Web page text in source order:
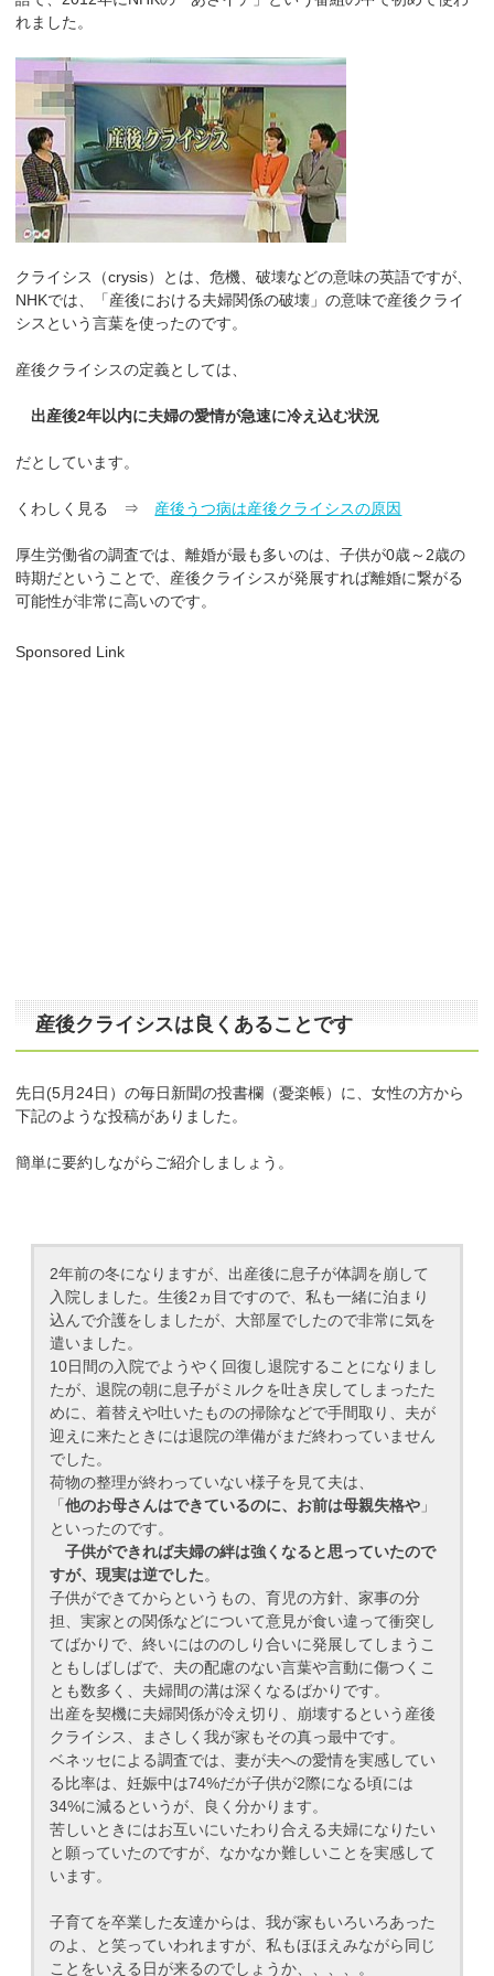
れました。
クライシス（crysis）とは、危機、破壊などの意味の英語ですが、
NHKでは、「産後における夫婦関係の破壊」の意味で産後クライ
シスという言葉を使ったのです。
産後クライシスの定義としては、
出産後2年以内に夫婦の愛情が急速に冷え込む状況
だとしています。
くわしく見る ⇒ 産後うつ病は産後クライシスの原因
厚生労働省の調査では、離婚が最も多いのは、子供が0歳～2歳の
時期だということで、産後クライシスが発展すれば離婚に繋がる
可能性が非常に高いのです。
Sponsored Link
産後クライシスは良くあることです
先日(5月24日）の毎日新聞の投書欄（憂楽帳）に、女性の方から
下記のような投稿がありました。
簡単に要約しながらご紹介しましょう。
2年前の冬になりますが、出産後に息子が体調を崩して
入院しました。生後2ヵ目ですので、私も一緒に泊まり
込んで介護をしましたが、大部屋でしたので非常に気を
遣いました。
10日間の入院でようやく回復し退院することになりまし
たが、退院の朝に息子がミルクを吐き戻してしまったた
めに、着替えや吐いたものの掃除などで手間取り、夫が
迎えに来たときには退院の準備がまだ終わっていません
でした。
荷物の整理が終わっていない様子を見て夫は、
「他のお母さんはできているのに、お前は母親失格や 」
といったのです。
子供ができれば夫婦の絆は強くなると思っていたので
すが、現実は逆でした。
子供ができてからというもの、育児の方針、家事の分
担、実家との関係などについて意見が食い違って衝突し
てばかりで、終いにはののしり合いに発展してしまうこ
ともしばしばで、夫の配慮のない言葉や言動に傷つくこ
とも数多く、夫婦間の溝は深くなるばかりです。
出産を契機に夫婦関係が冷え切り、崩壊するという産後
クライシス、まさしく我が家もその真っ最中です。
ベネッセによる調査では、妻が夫への愛情を実感してい
る比率は、妊娠中は74%だが子供が2際になる頃には
34%に減るというが、良く分かります。
苦しいときにはお互いにいたわり合える夫婦になりたい
と願っていたのですが、なかなか難しいことを実感して
います。
子育てを卒業した友達からは、我が家もいろいろあった
のよ、と笑っていわれますが、私もほほえみながら同じ
ことをいえる日が来るのでしょうか、、、、。